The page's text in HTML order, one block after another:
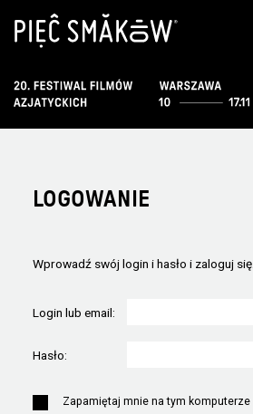
LOGOWANIE
Wprowadź swój login i hasło i zaloguj się.
Login lub email:
Hasło:
Zapamiętaj mnie na tym komputerze